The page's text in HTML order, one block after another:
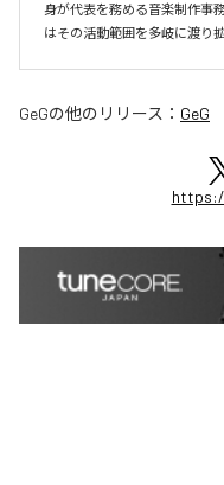
身が代表を務める音楽制作事
はその活動範囲を多岐に渡り
GeGの他のリリース： GeG